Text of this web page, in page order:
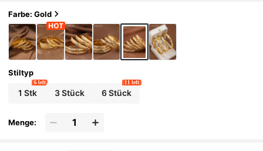
Farbe: Gold
Stiltyp
1 Stk
6 left
3 Stück 6 Stück
11 left
Menge: